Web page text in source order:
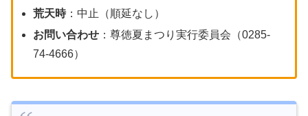
荒天時：中止（順延なし）
お問い合わせ ：尊徳夏まつり実行委員会（0285-
74-4666）